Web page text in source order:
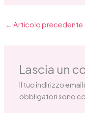
← Articolo precedente
Lascia un
Il tuo indirizzo
obbligatori sono